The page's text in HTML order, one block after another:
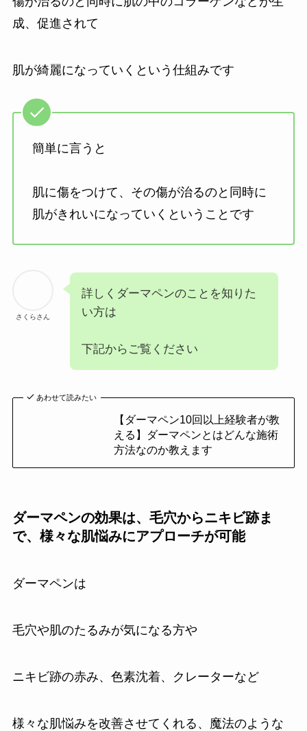
成、促進されて
肌が綺麗になっていくという仕組みです
簡単に言うと
肌に傷をつけて、その傷が治るのと同時に
肌がきれいになっていくということです
さくらさん
詳しくダーマペンのことを知りた
い方は
下記からご覧ください
あわせて読みたい
【ダーマペン10回以上経験者が教
える】ダーマペンとはどんな施術
方法なのか教えます
ダーマペンの効果は、毛穴からニキビ跡ま
で、様々な肌悩みにアプローチが可能
ダーマペンは
毛穴や肌のたるみが気になる方や
ニキビ跡の赤み、色素沈着、クレーターなど
様々な肌悩みを改善させてくれる、魔法のような